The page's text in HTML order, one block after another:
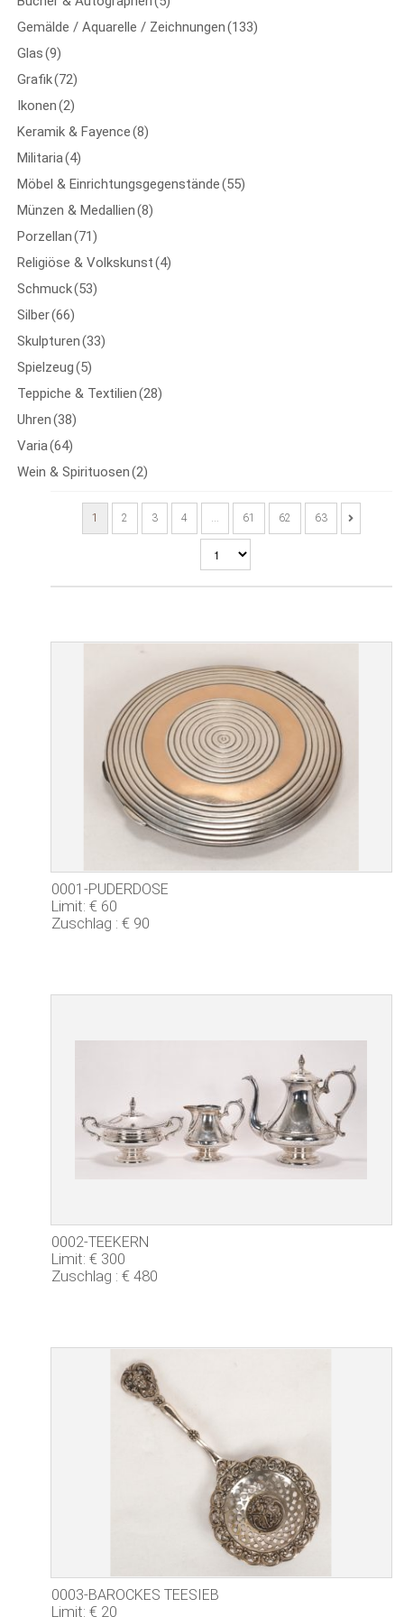
1 2 3 4 61 62 63
0001-PUDERDOSE
Limit: € 60
Zuschlag : € 90
0002-TEEKERN
Limit: € 300
Zuschlag : € 480
0003-BAROCKES TEESIEB
Limit: € 20
Gemälde / Aquarelle / Zeichnungen(133)
Glas(9)
Grafik(72)
Ikonen(2)
Keramik & Fayence(8)
Militaria(4)
Möbel & Einrichtungsgegenstände(55)
Münzen & Medallien(8)
Porzellan(71)
Religiöse & Volkskunst(4)
Schmuck(53)
Silber(66)
Skulpturen(33)
Spielzeug(5)
Teppiche & Textilien(28)
Uhren(38)
Varia(64)
Wein & Spirituosen(2)